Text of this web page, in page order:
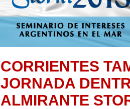
CORRIENTES
JORNADA
ALMIRANTE